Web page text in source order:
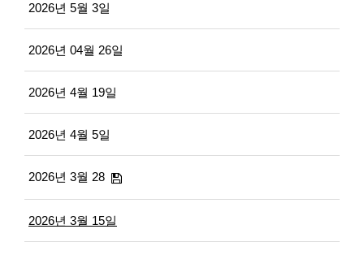
2026년 5월 3일
2026년 04월 26일
2026년 4월 19일
2026년 4월 5일
2026년 3월 28
2026년 3월 15일